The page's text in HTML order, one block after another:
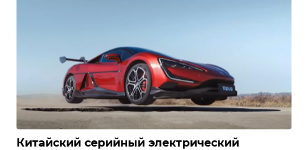
Китайский серийный электрический